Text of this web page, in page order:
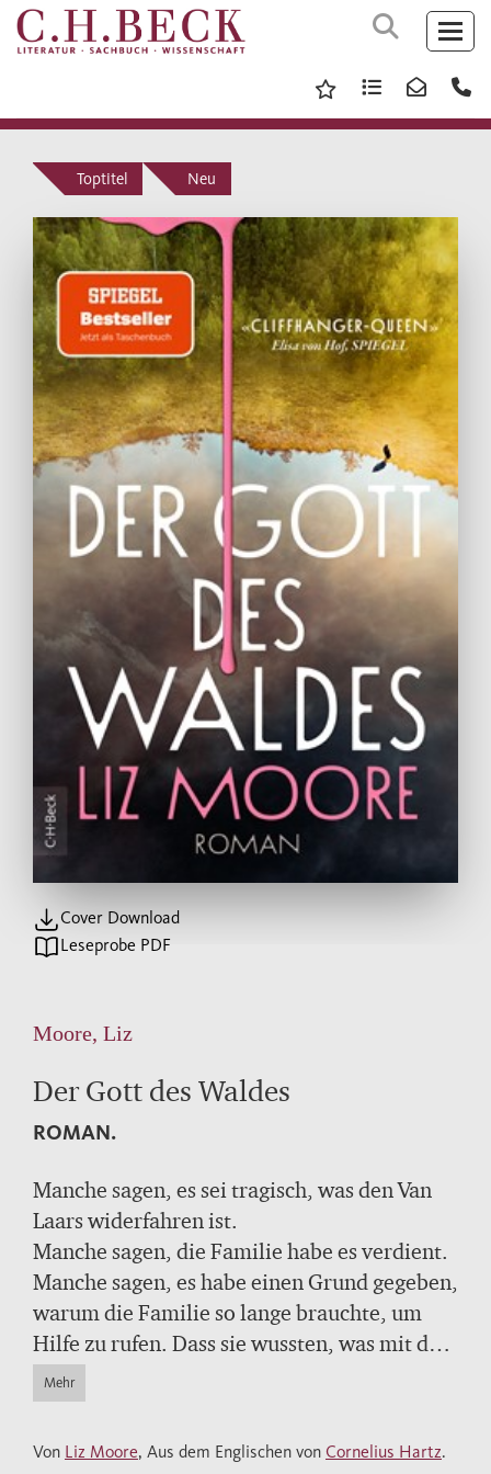
Toptitel Neu
Cover Download
Leseprobe PDF
Moore, Liz
Der Gott des Waldes
ROMAN.
Manche sagen, es sei tragisch, was den Van
Laars widerfahren ist.
Manche sagen, die Familie habe es verdient.
Manche sagen, es habe einen Grund gegeben,
warum die Familie so lange brauchte, um
Hilfe zu rufen. Dass sie wussten, was mit dem
Jungen geschehen war.
Jetzt, vierzehn Jahre später, ist die Tochter
Bruder verschwunden.
Mehr
Von Liz Moore, Aus dem Englischen von Cornelius Hartz.